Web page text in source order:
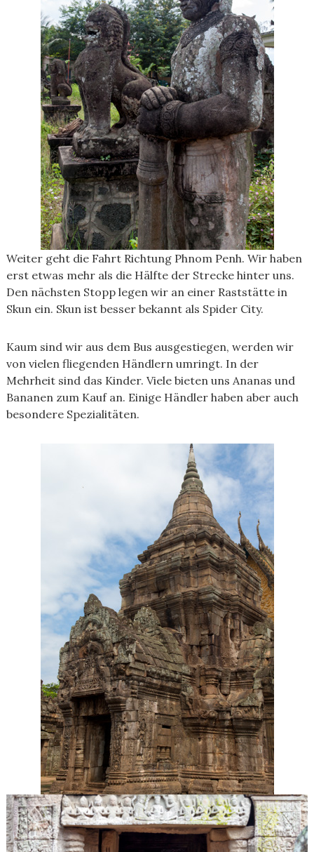
Weiter geht die Fahrt Richtung Phnom Penh. Wir haben
erst etwas mehr als die Hälfte der Strecke hinter uns.
Den nächsten Stopp legen wir an einer Raststätte in
Skun ein. Skun ist besser bekannt als Spider City.
Kaum sind wir aus dem Bus ausgestiegen, werden wir
von vielen fliegenden Händlern umringt. In der
Mehrheit sind das Kinder. Viele bieten uns Ananas und
Bananen zum Kauf an. Einige Händler haben aber auch
besondere Spezialitäten.